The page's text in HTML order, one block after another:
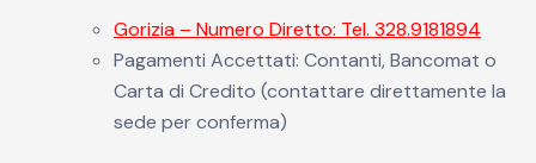
Gorizia – Numero Diretto: Tel. 328.9181894
Pagamenti Accettati: Contanti, Bancomat o
Carta di Credito (contattare direttamente la
sede per conferma)